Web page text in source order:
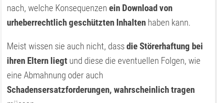
nach, welche Konsequenzenein Download von
urheberrechtlich geschützten Inhalten haben kann.
Meist wissen sie auch nicht, dassdie Störerhaftung bei
ihren Eltern liegt und diese die eventuellen Folgen, wie
eine Abmahnung oder auch
Schadensersatzforderungen, wahrscheinlich tragen